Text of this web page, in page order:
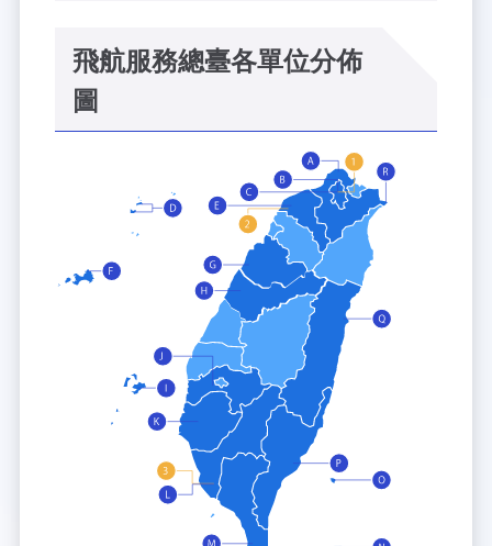
飛航服務總臺各單位分佈
圖